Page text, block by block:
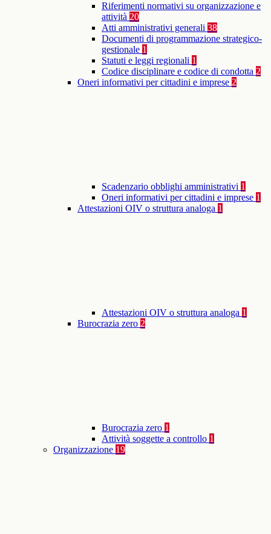
Riferimenti normativi su organizzazione e
attività 20
Atti amministrativi generali 38
Documenti di programmazione strategico-
gestionale 1
Statuti e leggi regionali 1
Codice disciplinare e codice di condotta 2
Oneri informativi per cittadini e imprese 2
Scadenzario obblighi amministrativi 1
Oneri informativi per cittadini e imprese 1
Attestazioni OIV o struttura analoga 1
Attestazioni OIV o struttura analoga 1
Burocrazia zero 2
Burocrazia zero 1
Attività soggette a controllo 1
Organizzazione 19